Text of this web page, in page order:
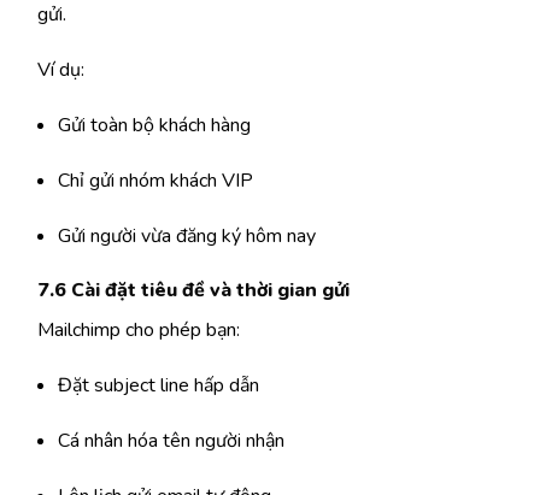
gửi.
Ví dụ:
Gửi toàn bộ khách hàng
Chỉ gửi nhóm khách VIP
Gửi người vừa đăng ký hôm nay
7.6 Cài đặt tiêu đề và thời gian gửi
Mailchimp cho phép bạn:
Đặt subject line hấp dẫn
Cá nhân hóa tên người nhận